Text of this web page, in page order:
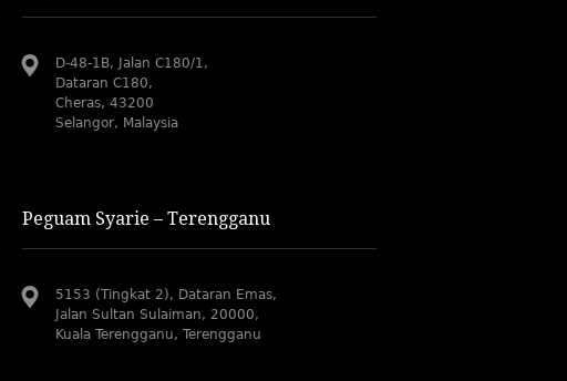
D-48-1B, Jalan C180/1,
Dataran C180,
Cheras, 43200
Selangor, Malaysia
Peguam Syarie – Terengganu
5153 (Tingkat 2), Dataran Emas,
Jalan Sultan Sulaiman, 20000,
Kuala Terengganu, Terengganu